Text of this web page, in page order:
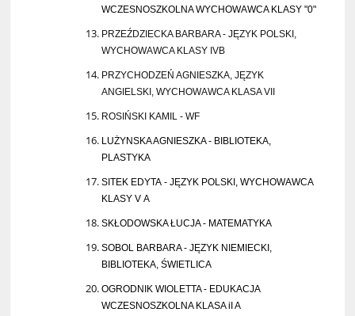
WCZESNOSZKOLNA WYCHOWAWCA KLASY "0"
PRZEŹDZIECKA BARBARA - JĘZYK POLSKI,
WYCHOWAWCA KLASY IVB
PRZYCHODZEŃ AGNIESZKA, JĘZYK
ANGIELSKI, WYCHOWAWCA KLASA VII
ROSIŃSKI KAMIL - WF
LUŻYNSKA AGNIESZKA - BIBLIOTEKA,
PLASTYKA
SITEK EDYTA - JĘZYK POLSKI, WYCHOWAWCA
KLASY V A
SKŁODOWSKA ŁUCJA - MATEMATYKA
SOBOL BARBARA - JĘZYK NIEMIECKI,
BIBLIOTEKA, ŚWIETLICA
OGRODNIK WIOLETTA - EDUKACJA
WCZESNOSZKOLNA KLASA iI A